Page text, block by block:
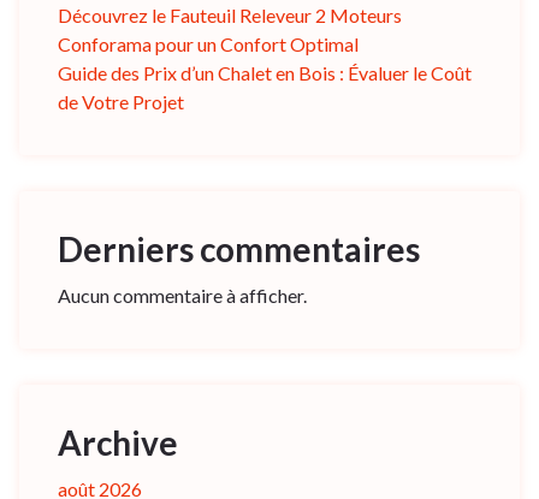
Découvrez le Fauteuil Releveur 2 Moteurs
Conforama pour un Confort Optimal
Guide des Prix d’un Chalet en Bois : Évaluer le Coût
de Votre Projet
Derniers commentaires
Aucun commentaire à afficher.
Archive
août 2026